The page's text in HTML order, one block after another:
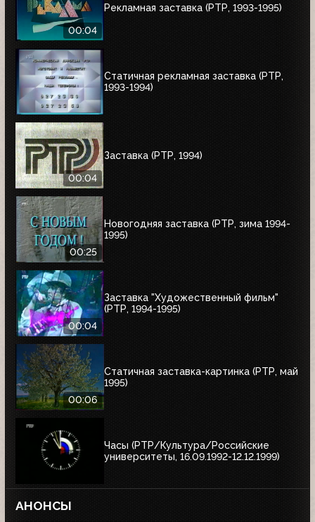
00:04
Рекламная заставка (РТР, 1993-1995)
Статичная рекламная заставка (РТР,
1993-1994)
00:04
Заставка (РТР, 1994)
00:25
Новогодняя заставка (РТР, зима 1994-
1995)
00:04
Заставка "Художественный фильм"
(РТР, 1994-1995)
00:06
Статичная заставка-картинка (РТР, май
1995)
Часы (РТР/Культура/Российские
университеты, 16.09.1992-12.12.1999)
АНОНСЫ